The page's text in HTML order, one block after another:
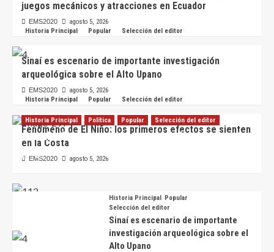
juegos mecánicos y atracciones en Ecuador
EMS2020
agosto 5, 2026
Historia Principal
Popular Selección del editor
Sinaí es escenario de importante investigación
arqueológica sobre el Alto Upano
EMS2020
agosto 5, 2026
Historia Principal
Popular Selección del editor
Fenómeno de El Niño: los primeros efectos se sienten
en la Costa
EMS2020 agosto 5, 2026
Historia Principal Política Popular Selección del editor
Asambleísta presenta proyecto de ley para regular
Historia Principal Popular
Selección del editor
Sinaí es escenario de importante
investigación arqueológica sobre el
Alto Upano